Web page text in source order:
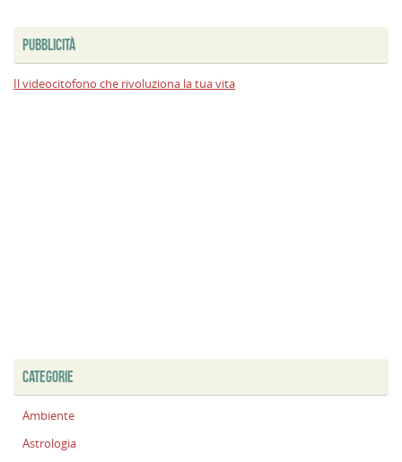
PUBBLICITÀ
Il videocitofono che rivoluziona la tua vita
CATEGORIE
Ambiente
Astrologia